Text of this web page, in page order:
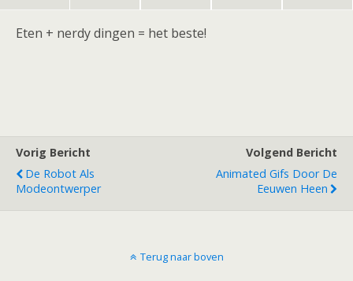
Eten + nerdy dingen = het beste!
Vorig Bericht
De Robot Als
Modeontwerper
Volgend Bericht
Animated Gifs Door De
Eeuwen Heen
Terug naar boven